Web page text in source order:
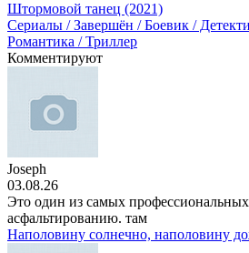
Штормовой танец (2021)
Сериалы / Завершён / Боевик /
Романтика / Триллер
Комментируют
Joseph
03.08.26
Это один из самых
асфальтированию. там
Наполовину солнечно, наполовину